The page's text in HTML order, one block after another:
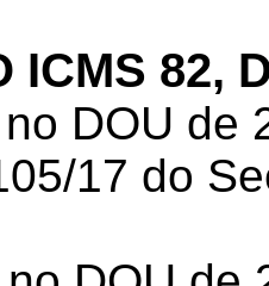
ICMS 82,
DOU de
17 do